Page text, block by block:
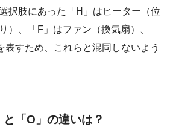
択肢にあった「H」はヒーター（位
）、「F」はファン（換気扇）、
表すため、これらと混同しないよう
「O」の違いは？